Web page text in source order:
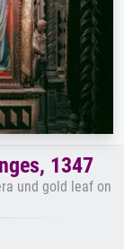
1347
und gold leaf on